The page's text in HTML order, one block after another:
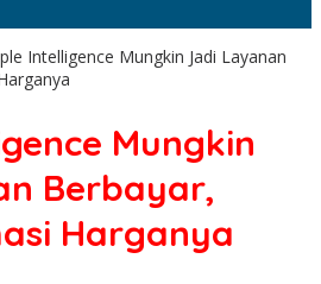
Intelligence Mungkin Jadi Layanan
Mungkin
Berbayar,
Harganya